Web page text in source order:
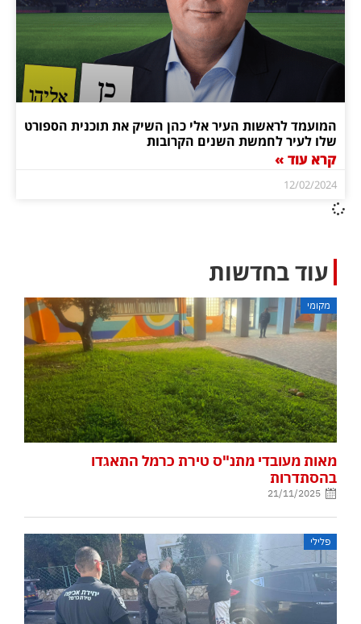
המועמד לראשות העיר אלי כהן השיק את תוכנית הספורט
שלו לעיר לחמשת השנים הקרובות
קרא עוד »
12/02/2024
עוד בחדשות
מקומי
מאות מעובדי מתנ"ס טירת כרמל התאגדו
בהסתדרות
21/11/2025
פלילי